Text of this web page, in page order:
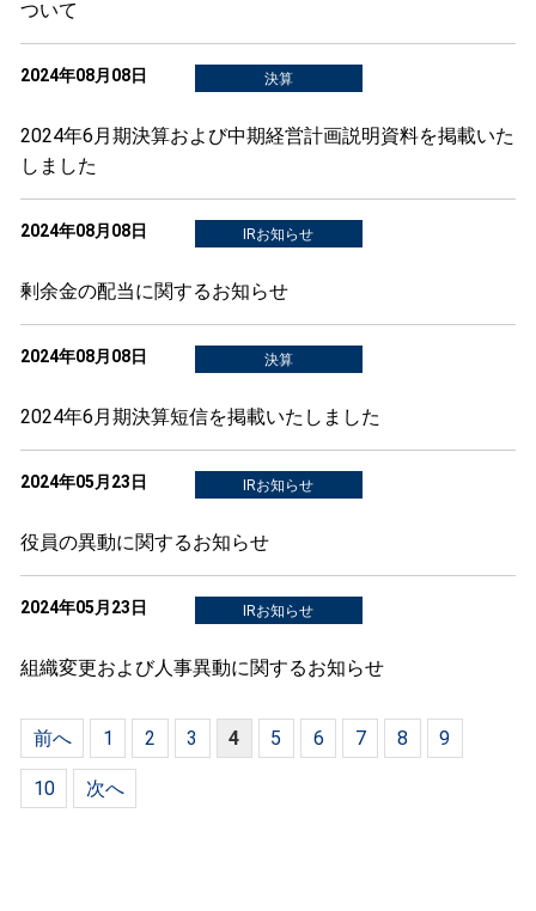
ついて
2024年08月08日 決算
2024年6月期決算および中期経営計画説明資料を掲載いた
しました
2024年08月08日 IRお知らせ
剰余金の配当に関するお知らせ
2024年08月08日 決算
2024年6月期決算短信を掲載いたしました
2024年05月23日 IRお知らせ
役員の異動に関するお知らせ
2024年05月23日 IRお知らせ
組織変更および人事異動に関するお知らせ
前へ 1 2 3 4 5 6 7 8 9
10 次へ